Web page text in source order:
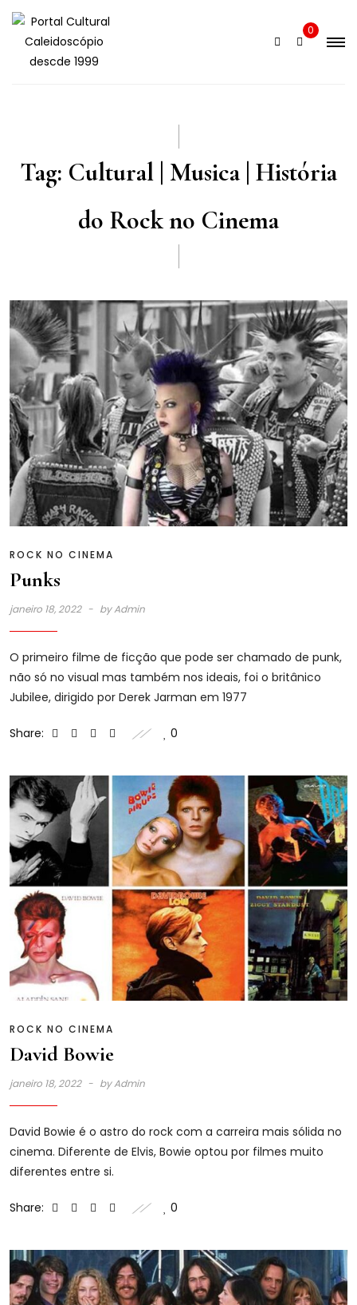
Skip
content
0
Tag: Cultural | Musica | História
do Rock no Cinema
ROCK NO CINEMA
Punks
janeiro 18, 2022 byAdmin
O primeiro filme de ficção que pode ser chamado de punk,
não só no visual mas também nos ideais, foi o britânico
Jubilee, dirigido por Derek Jarman em 1977
Share: 0
ROCK NO CINEMA
David Bowie
janeiro 18, 2022 byAdmin
David Bowie é o astro do rock com a carreira mais sólida no
cinema. Diferente de Elvis, Bowie optou por filmes muito
diferentes entre si.
Share: 0